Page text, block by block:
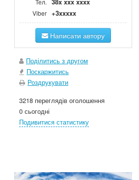
Тел. 38x xxx xxxx
Viber +3xxxxx
Написати автору
Поділитись з другом
Поскаржитись
Роздрукувати
3218 переглядів оголошення
0 сьогодні
Подивитися статистику